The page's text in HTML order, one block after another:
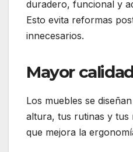
duradero, funcional y
Esto evita reformas
innecesarios.
Mayor
Los muebles se
altura, tus rutinas y tus
que mejora la